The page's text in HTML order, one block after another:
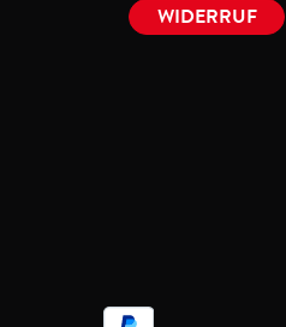
WIDERRUF